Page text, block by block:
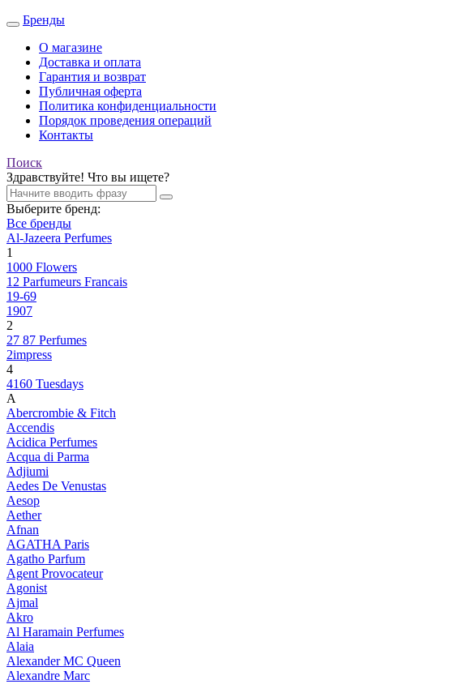
Бренды
О магазине
Доставка и оплата
Гарантия и возврат
Публичная оферта
Политика конфиденциальности
Порядок проведения операций
Контакты
Поиск
Здравствуйте! Что вы ищете?
Выберите бренд:
Все бренды
Al-Jazeera Perfumes
1
1000 Flowers
12 Parfumeurs Francais
19-69
1907
2
27 87 Perfumes
2impress
4
4160 Tuesdays
A
Abercrombie & Fitch
Accendis
Acidica Perfumes
Acqua di Parma
Adjiumi
Aedes De Venustas
Aesop
Aether
Afnan
AGATHA Paris
Agatho Parfum
Agent Provocateur
Agonist
Ajmal
Akro
Al Haramain Perfumes
Alaia
Alexander MC Queen
Alexandre Marc